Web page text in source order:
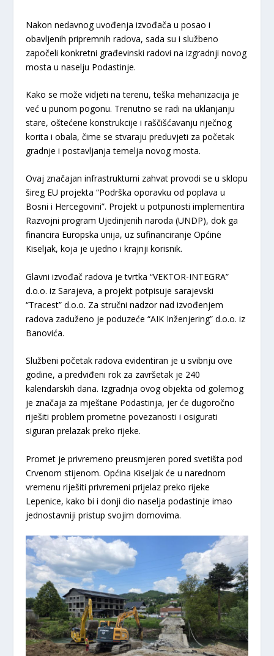
Nakon nedavnog uvođenja izvođača u posao i
obavljenih pripremnih radova, sada su i službeno
započeli konkretni građevinski radovi na izgradnji novog
mosta u naselju Podastinje.
​Kako se može vidjeti na terenu, teška mehanizacija je
već u punom pogonu. Trenutno se radi na uklanjanju
stare, oštećene konstrukcije i raščišćavanju riječnog
korita i obala, čime se stvaraju preduvjeti za početak
gradnje i postavljanja temelja novog mosta.
​Ovaj značajan infrastrukturni zahvat provodi se u sklopu
šireg EU projekta “Podrška oporavku od poplava u
Bosni i Hercegovini”. Projekt u potpunosti implementira
Razvojni program Ujedinjenih naroda (UNDP), dok ga
financira Europska unija, uz sufinanciranje Općine
Kiseljak, koja je ujedno i krajnji korisnik.
​Glavni izvođač radova je tvrtka “VEKTOR-INTEGRA”
d.o.o. iz Sarajeva, a projekt potpisuje sarajevski
“Tracest” d.o.o. Za stručni nadzor nad izvođenjem
radova zaduženo je poduzeće “AIK Inženjering” d.o.o. iz
Banovića.
​Službeni početak radova evidentiran je u svibnju ove
godine, a predviđeni rok za završetak je 240
kalendarskih dana. Izgradnja ovog objekta od golemog
je značaja za mještane Podastinja, jer će dugoročno
riješiti problem prometne povezanosti i osigurati
siguran prelazak preko rijeke.
Promet je privremeno preusmjeren pored svetišta pod
Crvenom stijenom. Općina Kiseljak će u narednom
vremenu riješiti privremeni prijelaz preko rijeke
Lepenice, kako bi i donji dio naselja podastinje imao
jednostavniji pristup svojim domovima.